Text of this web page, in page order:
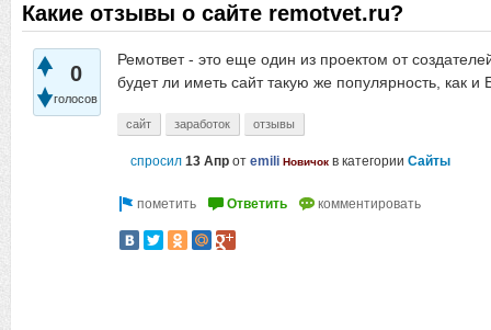
Какие отзывы о сайте remotvet.ru?
0
голосов
Ремответ - это еще один из проектом от
будет ли иметь сайт такую же популярность, как и
сайт заработок отзывы
спросил 13 Апр от emili Новичок в категории Сайты